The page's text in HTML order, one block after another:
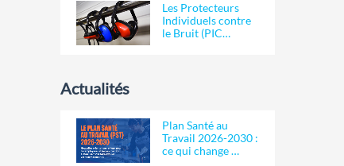
Les Protecteurs
Individuels contre
le Bruit (PIC…
Actualités
Plan Santé au
Travail 2026-2030 :
ce qui change …